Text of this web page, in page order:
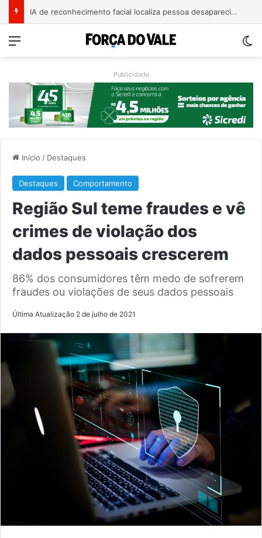
AMAT cobra apoio federal para rotas alternativas e travessia entre Muçum e Encantado
Menu
Publicidade
Início / Destaques
Destaques Comportamento
Região Sul teme fraudes e vê
crimes de violação dos
dados pessoais crescerem
86% dos consumidores têm medo de sofrerem
fraudes ou violações de seus dados pessoais
Última Atualização 2 de julho de 2021